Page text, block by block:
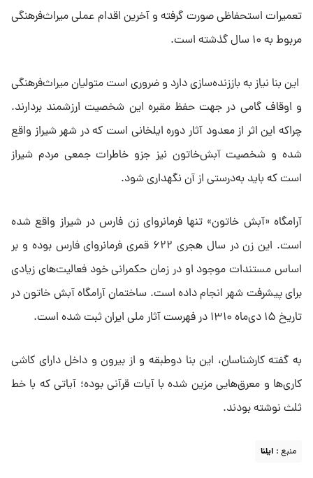
تعمیرات استحفاظی صورت گرفته و آخرین اقدام عملی میراث‌فرهنگی
مربوط به ۱۰ سال گذشته است.
این بنا نیاز به باززنده‌سازی دارد و ضروری است متولیان میراث‌فرهنگی
و اوقاف گامی در جهت حفظ مقبره این شخصیت ارزشمند بردارند.
چراکه این اثر از معدود آثار دوره ایلخانی است که در شهر شیراز واقع
شده و شخصیت آبش‌خاتون نیز جزو خاطرات جمعی مردم شیراز
است که باید به‌درستی از آن نگهداری شود.
آرامگاه «آبش خاتون» تنها فرمانروای زن فارس در شیراز واقع شده
است. این زن در سال هجری ۶۲۲ قمری فرمانروای فارس بوده و بر
اساس مستندات موجود او در زمان حکمرانی خود فعالیت‌های زیادی
برای پیشرفت شهر انجام داده است. ساختمان آرامگاه آبش خاتون در
تاریخ ۱۵ دی‌ماه ۱۳۱۰ در فهرست آثار ملی ایران ثبت شده است.
به گفته کارشناسان، این بنا دوطبقه و از بیرون و داخل دارای کاشی
کاری‌ها و معرق‌هایی مزین شده با آیات قرآنی بوده؛ آیاتی که با خط
ثلث نوشته بودند.
منبع : ایلنا